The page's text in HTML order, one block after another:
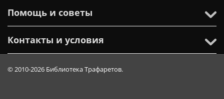
Помощь и советы
Контакты и условия
© 2010-2026 Библиотека Трафаретов.